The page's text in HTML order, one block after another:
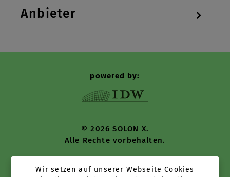
Anbieter
powered by:
© 2026 SOLON X.
Alle Rechte vorbehalten.
Wir setzen auf unserer Webseite Cookies